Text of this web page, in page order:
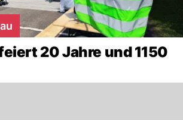
20 Jahre und 1150